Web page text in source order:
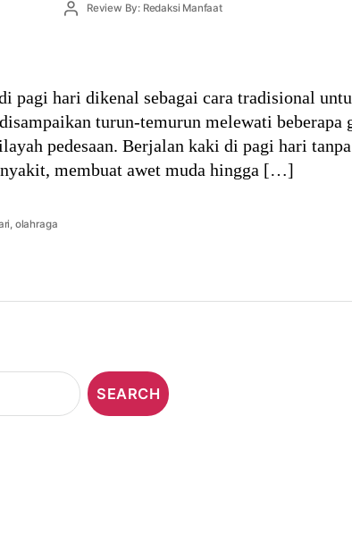
PostReview By: Redaksi Manfaat
pagi hari dikenal sebagai cara tradisional
turun-temurun melewati beberapa
pedesaan. Berjalan kaki di pagi hari
membuat awet muda hingga […]
olahraga